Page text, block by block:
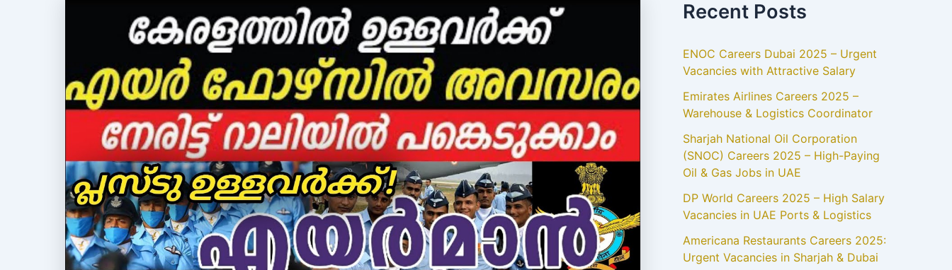
Recent Posts
ENOC Careers Dubai 2025 – Urgent
Vacancies with Attractive Salary
Emirates Airlines Careers 2025 –
Warehouse & Logistics Coordinator
Sharjah National Oil Corporation
(SNOC) Careers 2025 – High-Paying
Oil & Gas Jobs in UAE
DP World Careers 2025 – High Salary
Vacancies in UAE Ports & Logistics
Americana Restaurants Careers 2025:
Urgent Vacancies in Sharjah & Dubai